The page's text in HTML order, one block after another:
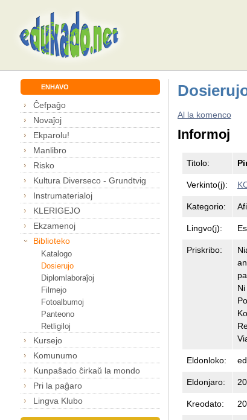
ENHAVO
Ĉefpaĝo
Novaĵoj
Ekparolu!
Manlibro
Risko
Kultura Diverseco - Grundtvig
Instrumaterialoj
KLERIGEJO
Ekzamenoj
Biblioteko
Katalogo
Dosierujo
Diplomlaboraĵoj
Filmejo
Fotoalbumoj
Panteono
Retligiloj
Kursejo
Komunumo
Kunpaŝado ĉirkaŭ la mondo
Pri la paĝaro
Lingva Klubo
Al la komenco
Informoj
Titolo:
Verkinto(j):
Kategorio:
Lingvo(j):
Priskribo:
Eldonloko:
Eldonjaro:
Kreodato: